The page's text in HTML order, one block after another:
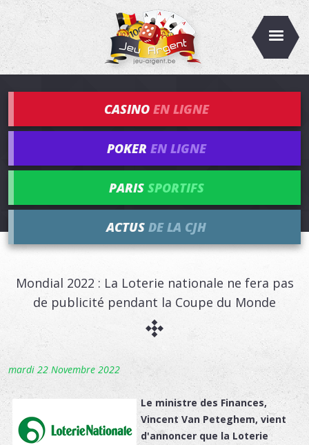
CASINO EN LIGNE
POKER EN LIGNE
PARIS SPORTIFS
ACTUS DE LA CJH
Mondial 2022 : La Loterie nationale ne fera pas
de publicité pendant la Coupe du Monde
mardi 22 Novembre 2022
Le ministre des Finances,
Vincent Van Peteghem, vient
d'annoncer que la Loterie